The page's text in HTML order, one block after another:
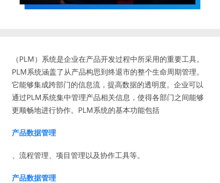
（PLM）系统是企业在产品开发过程中所采用的重要工具。
PLM系统涵盖了从产品构思到终退市的整个生命周期管理。
它能够集成跨部门的信息流，提高数据的透明度。企业可以
通过PLM系统集中管理产品相关信息，使得各部门之间能够
更顺畅地进行协作。PLM系统的基本功能包括
产品数据管理
、流程管理、项目管理以及协作工具等。
产品数据管理